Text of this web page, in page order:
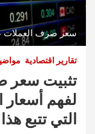
سعر صرف العملات
تقارير اقتصادية
تثبيت سعر
لفهم أسعار
التي تتبع